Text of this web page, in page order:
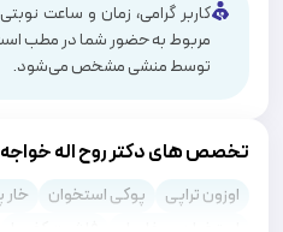
کاربر گرامی، زمان و ساعت
مربوط به حضور شما در مطب
توسط منشی مشخص می‌شود.
تخصص های دکتر روح اله خواجه
اوزون تراپی پوکی استخوان خار